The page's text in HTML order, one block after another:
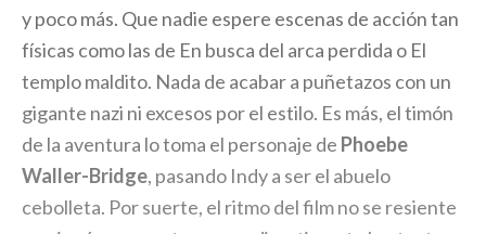
y poco más. Que nadie espere escenas de acción tan
físicas como las de En busca del arca perdida o El
templo maldito. Nada de acabar a puñetazos con un
gigante nazi ni excesos por el estilo. Es más, el timón
de la aventura lo toma el personaje de Phoebe
Waller-Bridge, pasando Indy a ser el abuelo
cebolleta. Por suerte, el ritmo del film no se resiente